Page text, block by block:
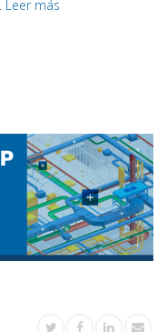
Leer más